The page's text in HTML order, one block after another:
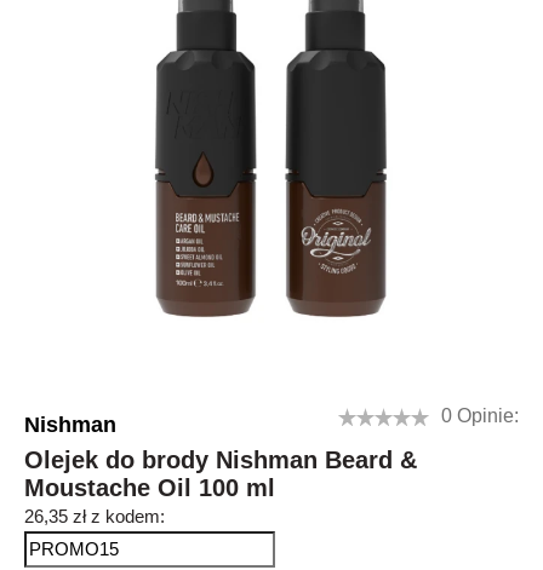
Nishman 0 Opinie:
Olejek do brody Nishman Beard &
Moustache Oil 100 ml
26,35 zł z kodem: